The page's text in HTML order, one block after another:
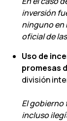
inversión
ninguno en
oficial de
Uso de
promesas
división
El
incluso